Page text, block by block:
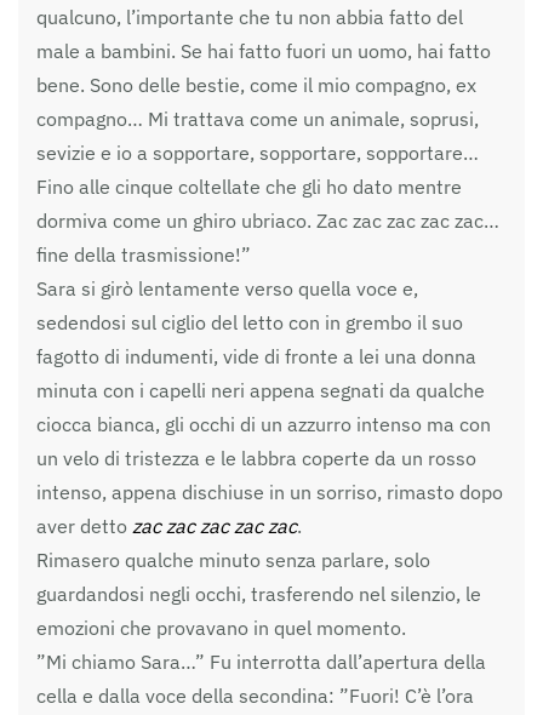
qualcuno, l’importante che tu non abbia fatto del
male a bambini. Se hai fatto fuori un uomo, hai fatto
bene. Sono delle bestie, come il mio compagno, ex
compagno… Mi trattava come un animale, soprusi,
sevizie e io a sopportare, sopportare, sopportare…
Fino alle cinque coltellate che gli ho dato mentre
dormiva come un ghiro ubriaco. Zac zac zac zac zac…
fine della trasmissione!”
Sara si girò lentamente verso quella voce e,
sedendosi sul ciglio del letto con in grembo il suo
fagotto di indumenti, vide di fronte a lei una donna
minuta con i capelli neri appena segnati da qualche
ciocca bianca, gli occhi di un azzurro intenso ma con
un velo di tristezza e le labbra coperte da un rosso
intenso, appena dischiuse in un sorriso, rimasto dopo
aver detto zac zac zac zac zac.
Rimasero qualche minuto senza parlare, solo
guardandosi negli occhi, trasferendo nel silenzio, le
emozioni che provavano in quel momento.
”Mi chiamo Sara…” Fu interrotta dall’apertura della
cella e dalla voce della secondina: ”Fuori! C’è l’ora